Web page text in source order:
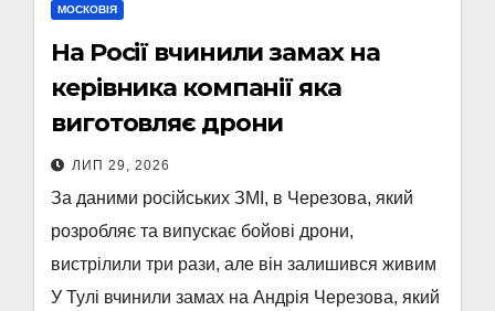
МОСКОВІЯ
На Росії вчинили замах на
керівника компанії яка
виготовляє дрони
ЛИП 29, 2026
За даними російських ЗМІ, в Черезова, який
розробляє та випускає бойові дрони,
вистрілили три рази, але він залишився живим
У Тулі вчинили замах на Андрія Черезова, який